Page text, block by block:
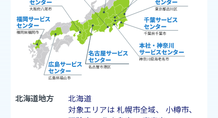
北海道地方
北海道
対象エリアは 札幌市全域、 小樽市、